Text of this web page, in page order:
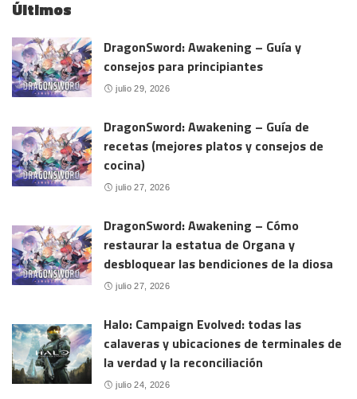
Últimos
DragonSword: Awakening – Guía y
consejos para principiantes
julio 29, 2026
DragonSword: Awakening – Guía de
recetas (mejores platos y consejos de
cocina)
julio 27, 2026
DragonSword: Awakening – Cómo
restaurar la estatua de Organa y
desbloquear las bendiciones de la diosa
julio 27, 2026
Halo: Campaign Evolved: todas las
calaveras y ubicaciones de terminales de
la verdad y la reconciliación
julio 24, 2026